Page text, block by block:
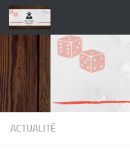
Skip to content
ACTUALITÉ